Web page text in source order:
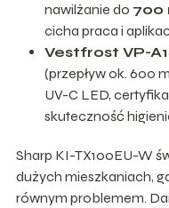
nawilżanie do 700
cicha praca i
Vestfrost VP-
(przepływ ok. 600
UV-C LED,
skuteczność
Sharp KI-TX100EU-W
dużych mieszkaniach,
równym problemem.